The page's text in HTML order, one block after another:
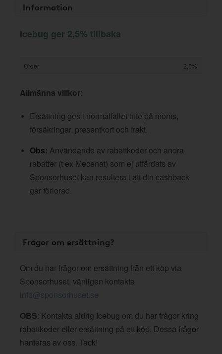
Information
Icebug ger 2,5% tillbaka
Order 2,5%
Allmänna villkor:
Ersättning ges i normalfallet inte på moms,
försäkringar, presentkort och frakt.
Obs: Användande av rabattkoder och andra
rabatter (t ex Mecenat) som ej utfärdats av
Sponsorhuset kan resultera i att din cashback
går förlorad.
Frågor om ersättning?
Om du har frågor om ersättning från ett köp via
Sponsorhuset, vänligen kontakta
info@sponsorhuset.se
OBS: Kontakta aldrig Icebug om du har frågor kring
rabattkoder eller ersättning på ett köp. Dessa frågor
hanteras av oss. Tack!